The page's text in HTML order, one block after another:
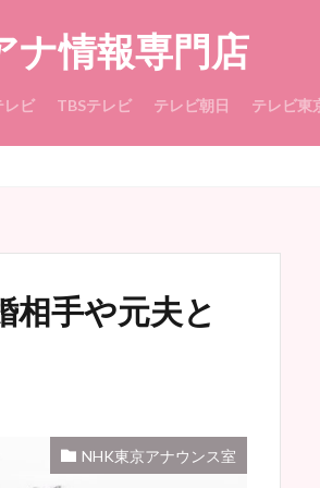
ナ情報専門店
レビ TBSテレビ テレビ朝日 テレビ東
相手や元夫と
NHK東京アナウンス室